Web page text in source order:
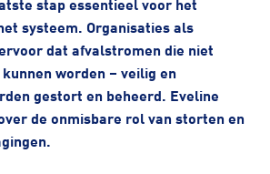
stap essentieel voor het
systeem. Organisaties als
dat afvalstromen die niet
worden – veilig en
gestort en beheerd. Eveline
de onmisbare rol van storten en